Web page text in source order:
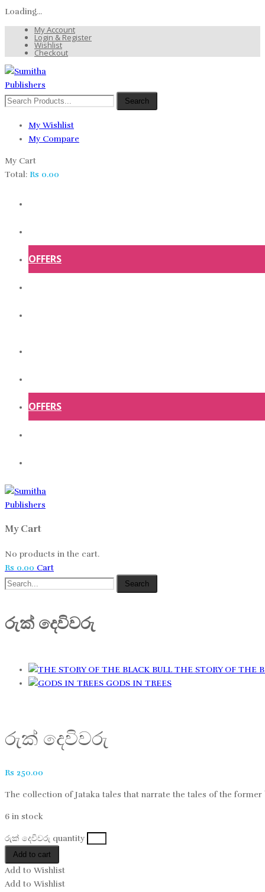
Loading...
My Account
Login & Register
Wishlist
Checkout
Search
My Wishlist
My Compare
My Cart
Total: Rs 0.00
OFFERS
OFFERS
My Cart
No products in the cart.
Rs 0.00 Cart
Search
රුක් දෙවිවරු
THE STORY OF THE
GODS IN TREES
රුක් දෙවිවරු
Rs 250.00
The collection of Jataka tales that narrate the tales of the former
6 in stock
රුක් දෙවිවරු quantity
Add to cart
Add to Wishlist
Add to Wishlist